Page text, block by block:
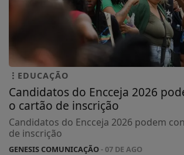
EDUCAÇÃO
Candidatos do Encceja 2026
o cartão de inscrição
Candidatos do Encceja 2026 podem
de inscrição
GENESIS COMUNICAÇÃO- 07 DE AGO